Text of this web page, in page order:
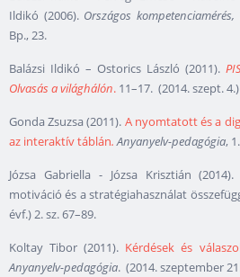
Ildikó (2006). Országos
Bp., 23.
Balázsi Ildikó – Ostorics László (2011).
Olvasás a világhálón. 11–17. (2014. szept. 4.)
Gonda Zsuzsa (2011). A nyomtatott és a
az interaktív táblán. Anyanyelv-pedagógia,
Józsa Gabriella - Józsa Krisztián
motiváció és a stratégiahasználat
évf.) 2. sz. 67–89.
Koltay Tibor (2011). Kérdések és
Anyanyelv-pedagógia. (2014. szeptember